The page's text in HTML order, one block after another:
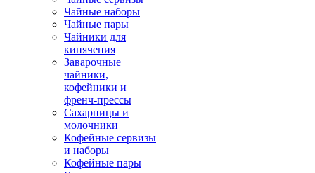
Чайные наборы
Чайные пары
Чайники для
кипячения
Заварочные
чайники,
кофейники и
френч-прессы
Сахарницы и
молочники
Кофейные сервизы
и наборы
Кофейные пары